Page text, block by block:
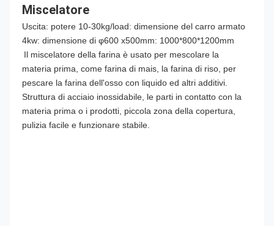
Miscelatore
Uscita: potere 10-30kg/load: dimensione del carro armato
4kw: dimensione di φ600 x500mm: 1000*800*1200mm
Il miscelatore della farina è usato per mescolare la
materia prima, come farina di mais, la farina di riso, per
pescare la farina dell'osso con liquido ed altri additivi.
Struttura di acciaio inossidabile, le parti in contatto con la
materia prima o i prodotti, piccola zona della copertura,
pulizia facile e funzionare stabile.